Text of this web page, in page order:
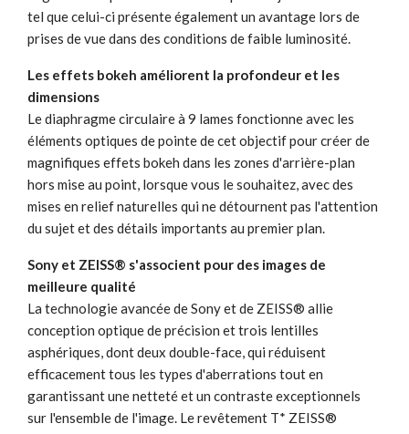
tel que celui-ci présente également un avantage lors de
prises de vue dans des conditions de faible luminosité.
Les effets bokeh améliorent la profondeur et les
dimensions
Le diaphragme circulaire à 9 lames fonctionne avec les
éléments optiques de pointe de cet objectif pour créer de
magnifiques effets bokeh dans les zones d'arrière-plan
hors mise au point, lorsque vous le souhaitez, avec des
mises en relief naturelles qui ne détournent pas l'attention
du sujet et des détails importants au premier plan.
Sony et ZEISS® s'associent pour des images de
meilleure qualité
La technologie avancée de Sony et de ZEISS® allie
conception optique de précision et trois lentilles
asphériques, dont deux double-face, qui réduisent
efficacement tous les types d'aberrations tout en
garantissant une netteté et un contraste exceptionnels
sur l'ensemble de l'image. Le revêtement T* ZEISS®